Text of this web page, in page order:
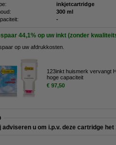
inkjetcartridge
300 ml
-
44,1% op uw inkt (zonder
op uw afdrukkosten.
123inkt huismerk vervangt
hoge capaciteit
€ 97,50
adviseren u om i.p.v. deze cartridge